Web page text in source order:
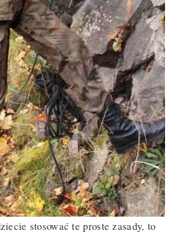
stosować te proste zasady, to